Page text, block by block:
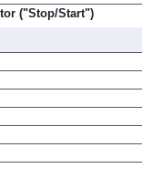
("Stop/Start")